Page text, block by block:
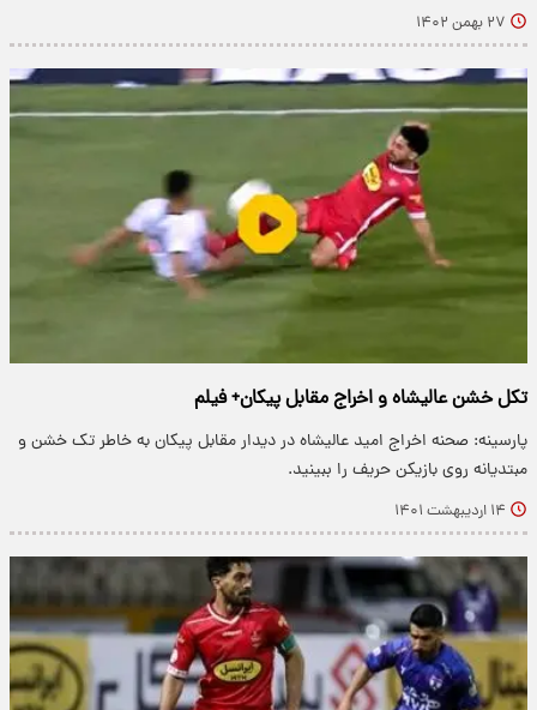
۲۷ بهمن ۱۴۰۲
تکل خشن عالیشاه و اخراج مقابل پیکان+ فیلم
پارسینه: صحنه اخراج امید عالیشاه در دیدار مقابل پیکان به خاطر تک خشن و
مبتدیانه روی بازیکن حریف را ببینید.
۱۴ اردیبهشت ۱۴۰۱